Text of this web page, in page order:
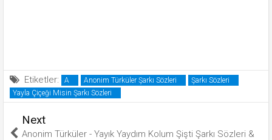
Etiketler: A Anonim Türküler Şarkı Sözleri
Şarkı Sözleri
Yayla Çiçeği Misin Şarkı Sözleri
Next
Anonim Türküler - Yayık Yaydım Kolum Şişti Şarkı Sözleri &